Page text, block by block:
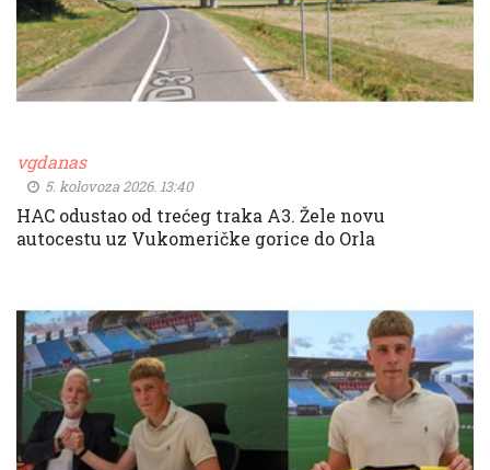
vgdanas
5. kolovoza 2026. 13:40
HAC odustao od trećeg traka A3. Žele novu
autocestu uz Vukomeričke gorice do Orla